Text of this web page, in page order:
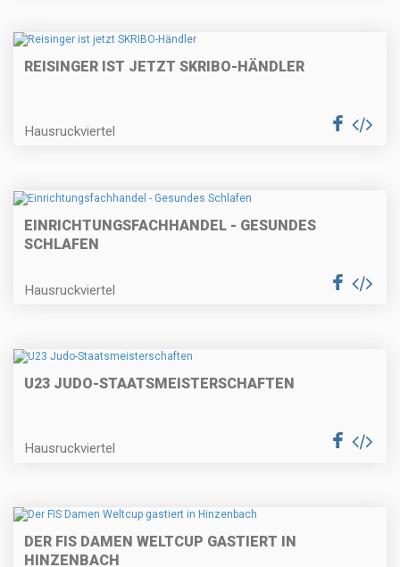
REISINGER IST JETZT SKRIBO-HÄNDLER
Hausruckviertel
EINRICHTUNGSFACHHANDEL - GESUNDES
SCHLAFEN
Hausruckviertel
U23 JUDO-STAATSMEISTERSCHAFTEN
Hausruckviertel
DER FIS DAMEN WELTCUP GASTIERT IN
HINZENBACH